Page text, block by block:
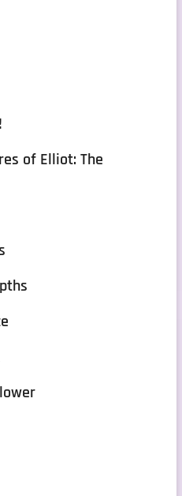
of Elliot: The